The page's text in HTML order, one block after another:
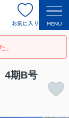
お気に入り MENU
。
4期B号